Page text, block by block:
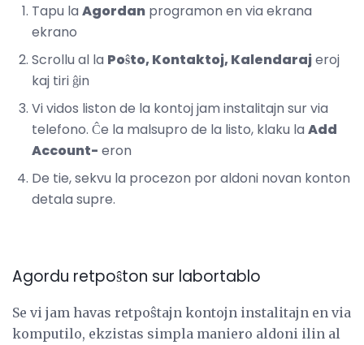
Tapu la Agordan programon en via ekrana
ekrano
Scrollu al la Poŝto, Kontaktoj, Kalendarajeroj
kaj tiri ĝin
Vi vidos liston de la kontoj jam instalitajn sur via
telefono. Ĉe la malsupro de la listo, klaku la Add
Account- eron
De tie, sekvu la procezon por aldoni novan konton
detala supre.
Agordu retpoŝton sur labortablo
Se vi jam havas retpoŝtajn kontojn instalitajn en via
komputilo, ekzistas simpla maniero aldoni ilin al